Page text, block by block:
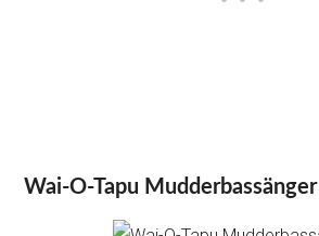
Wai-O-Tapu Mudderbassänger